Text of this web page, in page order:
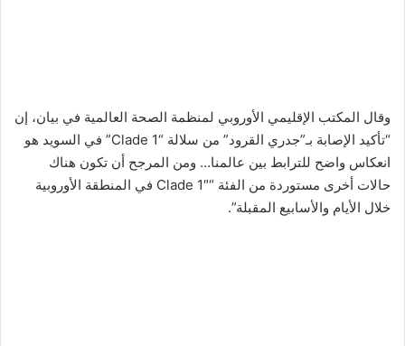
وقال المكتب الإقليمي الأوروبي لمنظمة الصحة العالمية في بيان، إن
“تأكيد الإصابة بـ”جدري القرود” من سلالة “Clade 1” في السويد هو
انعكاس واضح للترابط بين عالمنا… ومن المرجح أن تكون هناك
حالات أخرى مستوردة من الفئة “Clade 1″ في المنطقة الأوروبية
خلال الأيام والأسابيع المقبلة”.